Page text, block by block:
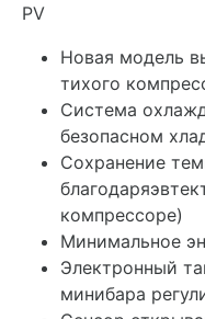
PV
Новая модель
тихого
Система
безопасном
Сохранение
компрессоре)
Минимальное
Электронный
минибара